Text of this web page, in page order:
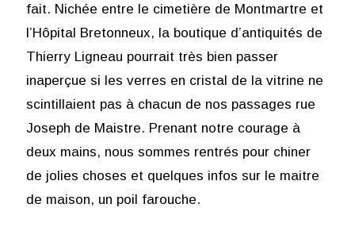
fait. Nichée entre le cimetière de Montmartre et
l’Hôpital Bretonneux, la boutique d’antiquités de
Thierry Ligneau pourrait très bien passer
inaperçue si les verres en cristal de la vitrine ne
scintillaient pas à chacun de nos passages rue
Joseph de Maistre. Prenant notre courage à
deux mains, nous sommes rentrés pour chiner
de jolies choses et quelques infos sur le maitre
de maison, un poil farouche.